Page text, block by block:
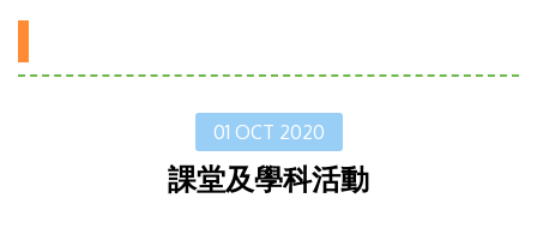
01 OCT 2020
課堂及學科活動